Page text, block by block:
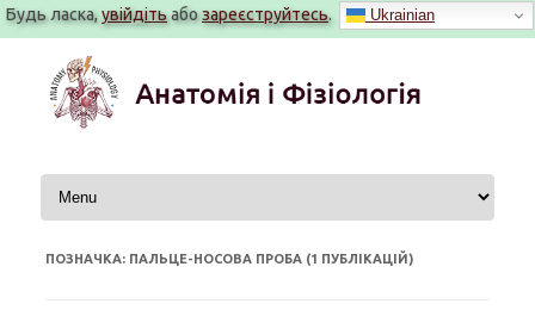
Будь ласка,увійдітьабозареєструйтесь.
вмісту
ПОЗНАЧКА: ПАЛЬЦЕ-НОСОВА ПРОБА (1 ПУБЛІКАЦІЙ)
Ukrainian